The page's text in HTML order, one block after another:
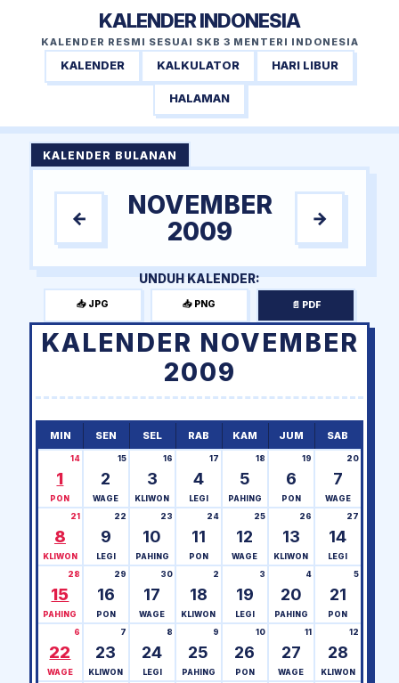
KALENDER INDONESIA
KALENDER RESMI SESUAI SKB 3 MENTERI INDONESIA
KALENDER KALKULATOR HARI LIBUR
HALAMAN
KALENDER BULANAN
←
NOVEMBER
2009
→
UNDUH KALENDER:
📥 JPG 📥 PNG 📄 PDF
KALENDER NOVEMBER
2009
MIN SEN SEL RAB KAM JUM SAB
1
14
PON
2
15
WAGE
3
16
KLIWON
4
17
LEGI
5
18
PAHING
6
19
PON
7
20
WAGE
8
21
KLIWON
9
22
LEGI
10
23
PAHING
11
24
PON
12
25
WAGE
13
26
KLIWON
14
27
LEGI
15
28
PAHING
16
29
PON
17
30
WAGE
18
2
KLIWON
19
3
LEGI
20
4
PAHING
21
5
PON
22
6
WAGE
23
7
KLIWON
24
8
LEGI
25
9
PAHING
26
10
PON
27
11
WAGE
28
12
KLIWON